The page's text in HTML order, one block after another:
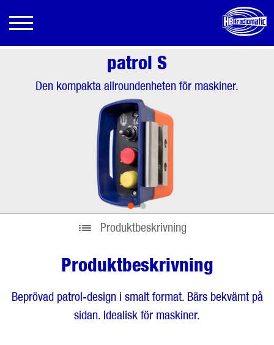
patrol S
Den kompakta allroundenheten för maskiner.
••
Produktbeskrivning
Produktbeskrivning
Beprövad patrol-design i smalt format. Bärs bekvämt på
sidan. Idealisk för maskiner.